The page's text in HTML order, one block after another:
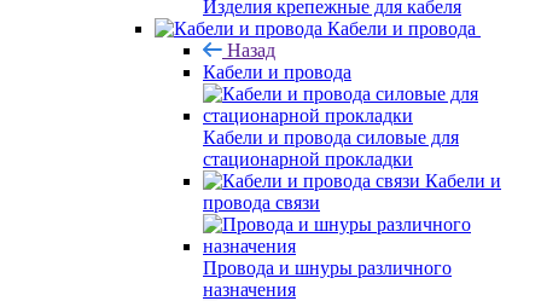
Изделия крепежные для кабеля
Кабели и провода
Назад
Кабели и провода
Кабели и провода силовые для
стационарной прокладки
Кабели и
провода связи
Провода и шнуры различного
назначения